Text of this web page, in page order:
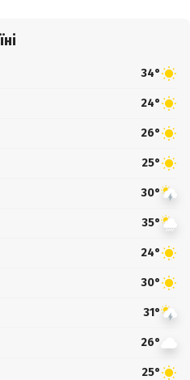
34°
24°
26°
25°
30°
35°
24°
30°
31°
26°
25°